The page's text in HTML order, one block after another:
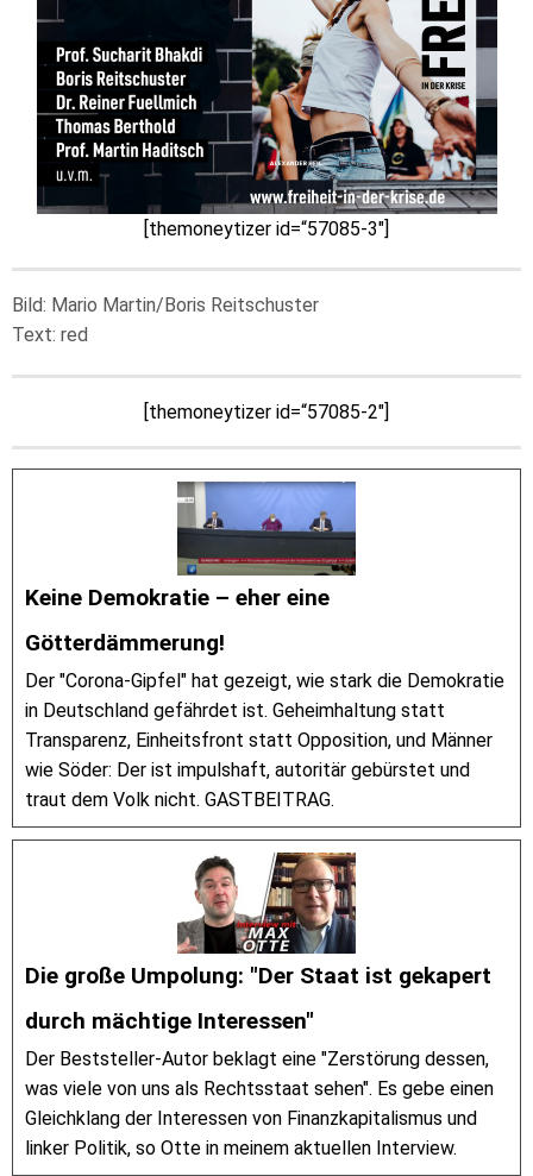
[themoneytizer id=“57085-3″]
Bild: Mario Martin/Boris Reitschuster
Text: red
[themoneytizer id=“57085-2″]
Keine Demokratie – eher eine
Götterdämmerung!
Der "Corona-Gipfel" hat gezeigt, wie stark die Demokratie
in Deutschland gefährdet ist. Geheimhaltung statt
Transparenz, Einheitsfront statt Opposition, und Männer
wie Söder: Der ist impulshaft, autoritär gebürstet und
traut dem Volk nicht. GASTBEITRAG.
Die große Umpolung: "Der Staat ist gekapert
durch mächtige Interessen"
Der Beststeller-Autor beklagt eine "Zerstörung dessen,
was viele von uns als Rechtsstaat sehen". Es gebe einen
Gleichklang der Interessen von Finanzkapitalismus und
linker Politik, so Otte in meinem aktuellen Interview.